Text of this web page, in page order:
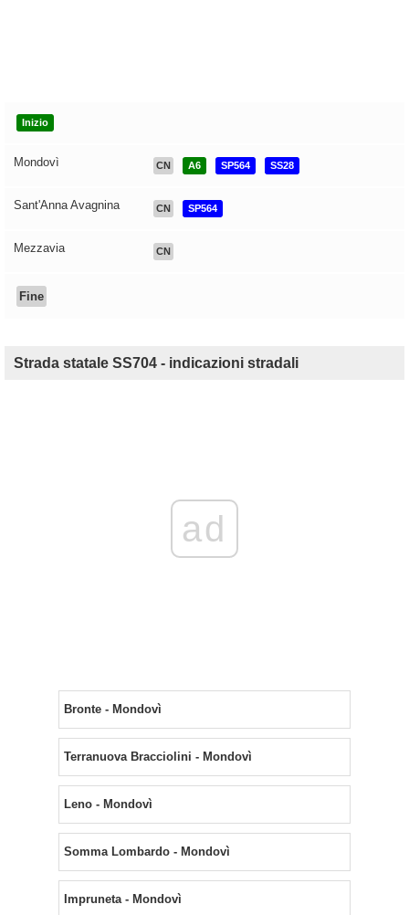
Inizio
Mondovì CN A6 SP564 SS28
Sant'Anna Avagnina CN SP564
Mezzavia CN
Fine
Strada statale SS704 - indicazioni stradali
ad
Bronte - Mondovì
Terranuova Bracciolini - Mondovì
Leno - Mondovì
Somma Lombardo - Mondovì
Impruneta - Mondovì